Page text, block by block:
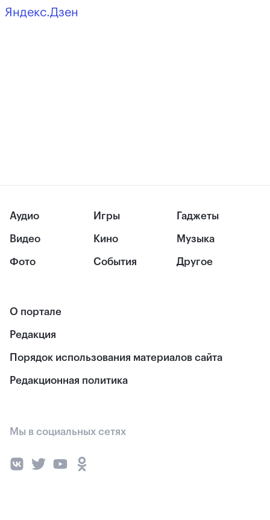
Яндекс.Дзен
Аудио
Видео
Фото
Игры
Кино
События
Гаджеты
Музыка
Другое
О портале
Редакция
Порядок использования материалов сайта
Редакционная политика
Мы в социальных сетях